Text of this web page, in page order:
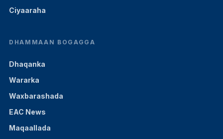
Ciyaaraha
DHAMMAAN BOGAGGA
Dhaqanka
Wararka
Waxbarashada
EAC News
Maqaallada